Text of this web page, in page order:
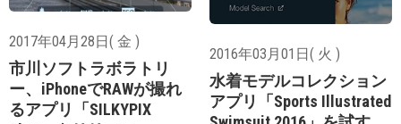
2017年04月28日( 金 )
市川ソフトラボラトリ
ー、iPhoneでRAWが撮れ
るアプリ「SILKYPIX
2016年03月01日( 火 )
水着モデルコレクション
アプリ「Sports Illustrated